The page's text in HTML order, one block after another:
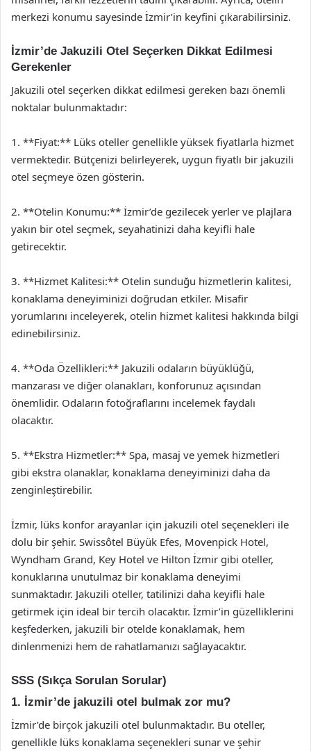
merkezi konumu sayesinde İzmir’in keyfini çıkarabilirsiniz.
İzmir’de Jakuzili Otel Seçerken Dikkat Edilmesi
Gerekenler
Jakuzili otel seçerken dikkat edilmesi gereken bazı önemli
noktalar bulunmaktadır:
1. **Fiyat:** Lüks oteller genellikle yüksek fiyatlarla hizmet
vermektedir. Bütçenizi belirleyerek, uygun fiyatlı bir jakuzili
otel seçmeye özen gösterin.
2. **Otelin Konumu:** İzmir’de gezilecek yerler ve plajlara
yakın bir otel seçmek, seyahatinizi daha keyifli hale
getirecektir.
3. **Hizmet Kalitesi:** Otelin sunduğu hizmetlerin kalitesi,
konaklama deneyiminizi doğrudan etkiler. Misafir
yorumlarını inceleyerek, otelin hizmet kalitesi hakkında bilgi
edinebilirsiniz.
4. **Oda Özellikleri:** Jakuzili odaların büyüklüğü,
manzarası ve diğer olanakları, konforunuz açısından
önemlidir. Odaların fotoğraflarını incelemek faydalı
olacaktır.
5. **Ekstra Hizmetler:** Spa, masaj ve yemek hizmetleri
gibi ekstra olanaklar, konaklama deneyiminizi daha da
zenginleştirebilir.
İzmir, lüks konfor arayanlar için jakuzili otel seçenekleri ile
dolu bir şehir. Swissôtel Büyük Efes, Movenpick Hotel,
Wyndham Grand, Key Hotel ve Hilton İzmir gibi oteller,
konuklarına unutulmaz bir konaklama deneyimi
sunmaktadır. Jakuzili oteller, tatilinizi daha keyifli hale
getirmek için ideal bir tercih olacaktır. İzmir’in güzelliklerini
keşfederken, jakuzili bir otelde konaklamak, hem
dinlenmenizi hem de rahatlamanızı sağlayacaktır.
SSS (Sıkça Sorulan Sorular)
1. İzmir’de jakuzili otel bulmak zor mu?
İzmir’de birçok jakuzili otel bulunmaktadır. Bu oteller,
genellikle lüks konaklama seçenekleri sunar ve şehir